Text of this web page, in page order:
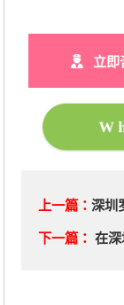
立即
上一篇： 深圳
下一篇： 在